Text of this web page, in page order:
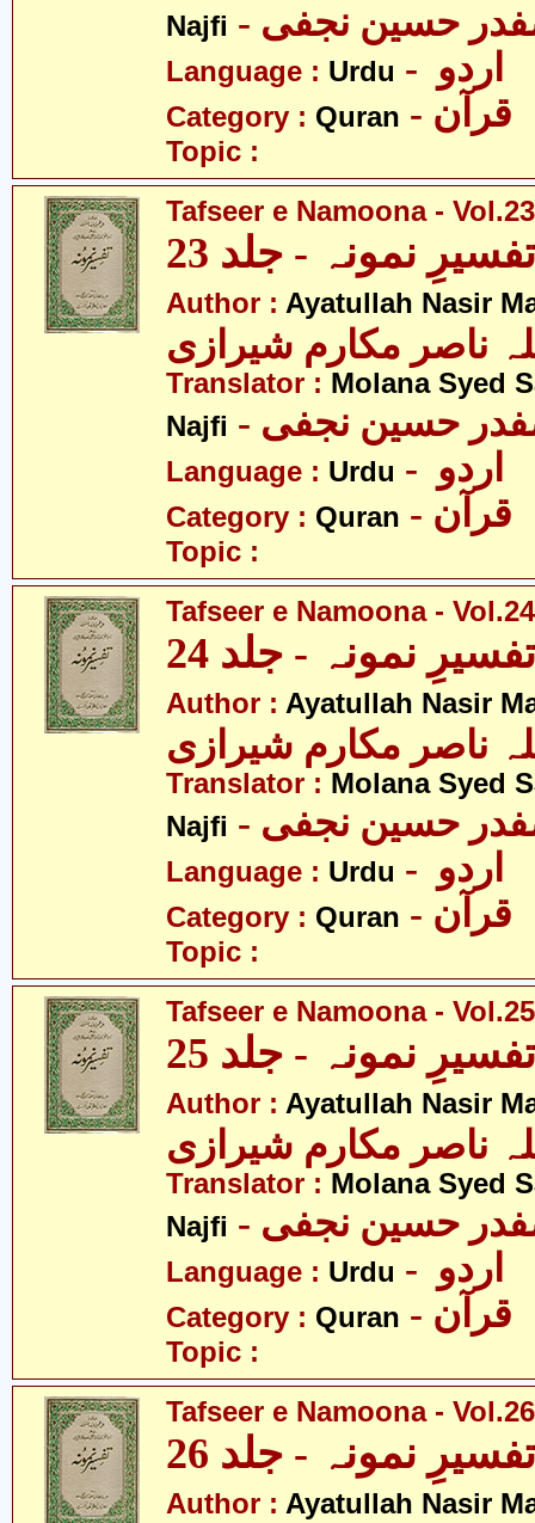
Najfi
صفدر حسین نجفی
Language : Urdu
Category : Quran - قرآن
Topic :
Tafseer e Namoona - Vol.23
تفسیرِ نمونہ - جلد 23
Author : Ayatullah Nasir
ناصر مکارم شیرازی
Translator : Molana Syed
Najfi
صفدر حسین نجفی
Language : Urdu
Category : Quran - قرآن
Topic :
Tafseer e Namoona - Vol.24
تفسیرِ نمونہ - جلد 24
Author : Ayatullah Nasir
ناصر مکارم شیرازی
Translator : Molana Syed
Najfi
صفدر حسین نجفی
Language : Urdu
Category : Quran - قرآن
Topic :
Tafseer e Namoona - Vol.25
تفسیرِ نمونہ - جلد 25
Author : Ayatullah Nasir
ناصر مکارم شیرازی
Translator : Molana Syed
Najfi
صفدر حسین نجفی
Language : Urdu
Category : Quran - قرآن
Topic :
Tafseer e Namoona - Vol.26
تفسیرِ نمونہ - جلد 26
Author : Ayatullah Nasir